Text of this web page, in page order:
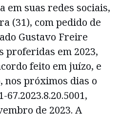
em suas redes sociais,
(31), com pedido de
Gustavo Freire
proferidas em 2023,
feito em juízo, e
próximos dias o
67.2023.8.20.5001,
de 2023. A